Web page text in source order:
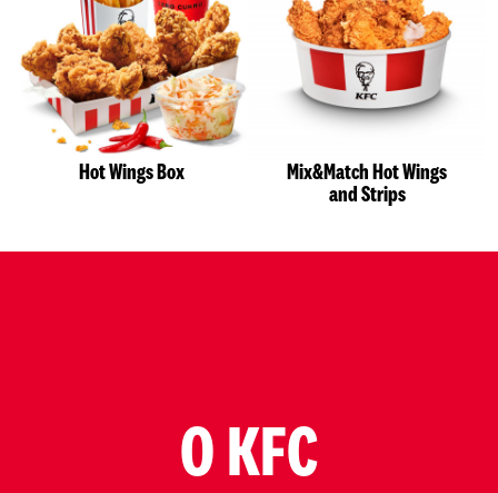
Hot Wings Box
Mix&Match Hot Wings
and Strips
O KFC